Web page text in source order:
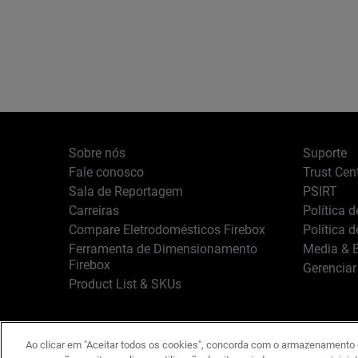
Sobre nós
Fale conosco
Sala de Reportagem
Carreiras
Compare Eletrodomésticos Firebox
Ferramenta de Dimensionamento
Firebox
Product List & SKUs
Suporte
Trust
PSIRT
Política
Política
Media &
Português Copyright © 1996-
Ao clicar em "Aceitar todos os cookies", concorda com o